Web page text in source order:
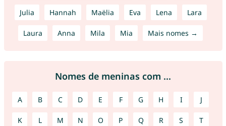
Julia Hannah Maëlia Eva Lena Lara
Laura Anna Mila Mia Mais nomes →
Nomes de meninas com ...
A B C D E F G H I J
K L M N O P Q R S T